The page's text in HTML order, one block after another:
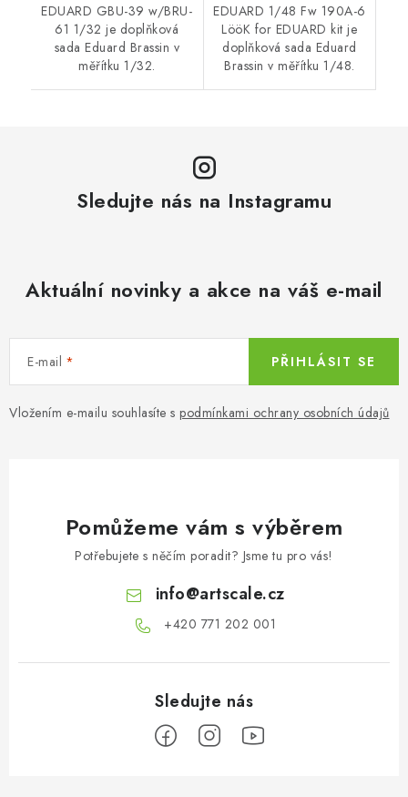
EDUARD GBU-39 w/BRU-
61 1/32 je doplňková
sada Eduard Brassin v
měřítku 1/32.
EDUARD 1/48 Fw 190A-6
LööK for EDUARD kit je
doplňková sada Eduard
Brassin v měřítku 1/48.
Sledujte nás na Instagramu
Aktuální novinky a akce na váš e-mail
E-mail
Vložením e-mailu souhlasíte s podmínkami ochrany osobních údajů
PŘIHLÁSIT SE
Pomůžeme vám s výběrem
Potřebujete s něčím poradit? Jsme tu pro vás!
info@artscale.cz
+420 771 202 001​